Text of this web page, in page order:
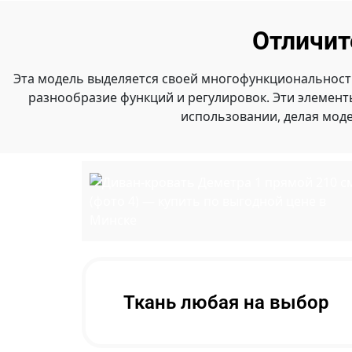
Эта модель выделяется своей
разнообразие функций и регулировок. Эти
использовании, делая
Ткань любая на выбор